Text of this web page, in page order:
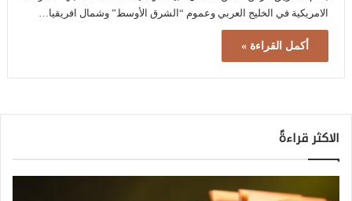
الامريكية في الخليج العربي وعموم “الشرق الأوسط” وشمال افريقيا…
أكمل القراءة »
الاكثر قراءةً